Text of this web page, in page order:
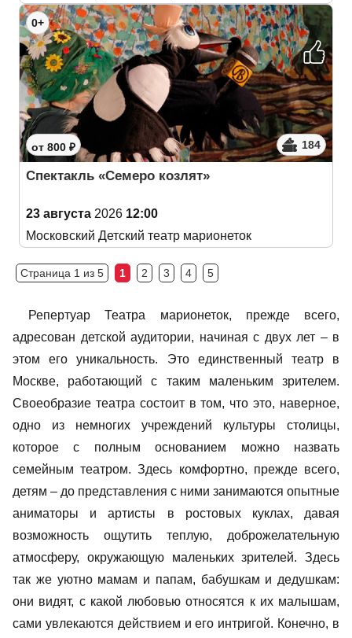
0+
от 800 ₽ 184
Спектакль «Семеро козлят»
23 августа 2026 12:00
Московский Детский театр марионеток
Страница 1 из 5 1 2 3 4 5
Репертуар Театра марионеток, прежде всего,
адресован детской аудитории, начиная с двух лет – в
этом его уникальность. Это единственный театр в
Москве, работающий с таким маленьким зрителем.
Своеобразие театра состоит в том, что это, наверное,
одно из немногих учреждений культуры столицы,
которое с полным основанием можно назвать
семейным театром. Здесь комфортно, прежде всего,
детям – до представления с ними занимаются опытные
аниматоры и артисты в ростовых куклах, давая
возможность ощутить теплую, доброжелательную
атмосферу, окружающую маленьких зрителей. Здесь
так же уютно мамам и папам, бабушкам и дедушкам:
они видят, с какой любовью относятся к их малышам,
сами увлекаются действием и его интригой. Конечно, в